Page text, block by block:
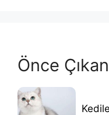
Önce